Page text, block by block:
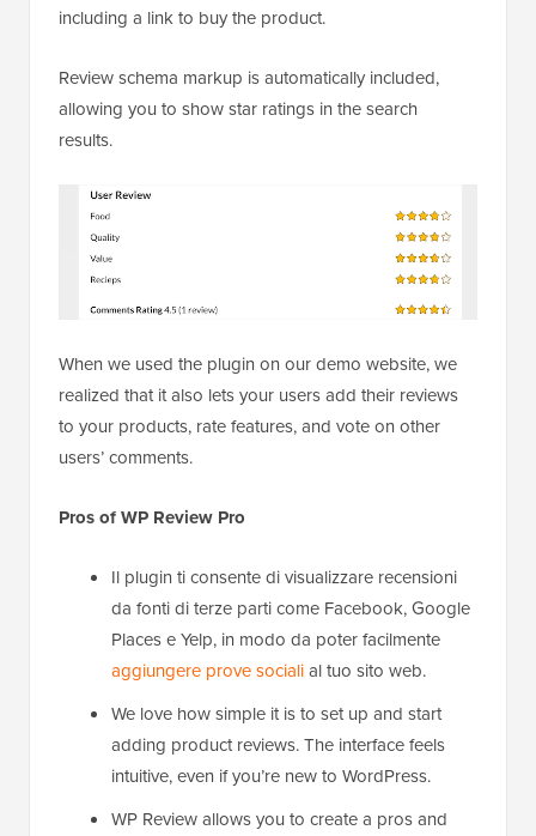
including a link to buy the product.
Review schema markup is automatically included,
allowing you to show star ratings in the search
results.
When we used the plugin on our demo website, we
realized that it also lets your users add their reviews
to your products, rate features, and vote on other
users’ comments.
Pros of WP Review Pro
Il plugin ti consente di visualizzare recensioni
da fonti di terze parti come Facebook, Google
Places e Yelp, in modo da poter facilmente
aggiungere prove socialial tuo sito web.
We love how simple it is to set up and start
adding product reviews. The interface feels
intuitive, even if you’re new to WordPress.
WP Review allows you to create a pros and